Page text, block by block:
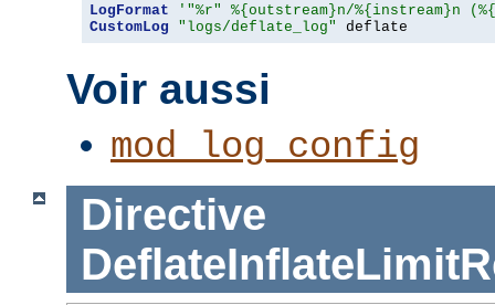
LogFormat
'"%r" %{outstream}n/%{instream}n
CustomLog
"logs/deflate_log" deflate
Voir aussi
mod_log_config
Directive